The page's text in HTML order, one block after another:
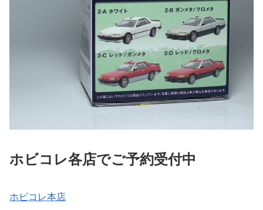
ホビコレ各店でご予約受付中
ホビコレ本店